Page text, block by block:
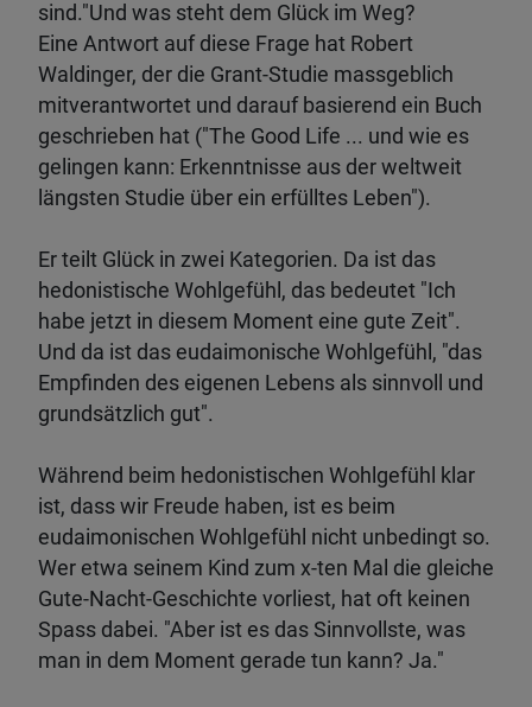
sind."Und was steht dem Glück im Weg?
Eine Antwort auf diese Frage hat Robert
Waldinger, der die Grant-Studie massgeblich
mitverantwortet und darauf basierend ein Buch
geschrieben hat ("The Good Life ... und wie es
gelingen kann: Erkenntnisse aus der weltweit
längsten Studie über ein erfülltes Leben").
Er teilt Glück in zwei Kategorien. Da ist das
hedonistische Wohlgefühl, das bedeutet "Ich
habe jetzt in diesem Moment eine gute Zeit".
Und da ist das eudaimonische Wohlgefühl, "das
Empfinden des eigenen Lebens als sinnvoll und
grundsätzlich gut".
Während beim hedonistischen Wohlgefühl klar
ist, dass wir Freude haben, ist es beim
eudaimonischen Wohlgefühl nicht unbedingt so.
Wer etwa seinem Kind zum x-ten Mal die gleiche
Gute-Nacht-Geschichte vorliest, hat oft keinen
Spass dabei. "Aber ist es das Sinnvollste, was
man in dem Moment gerade tun kann? Ja."